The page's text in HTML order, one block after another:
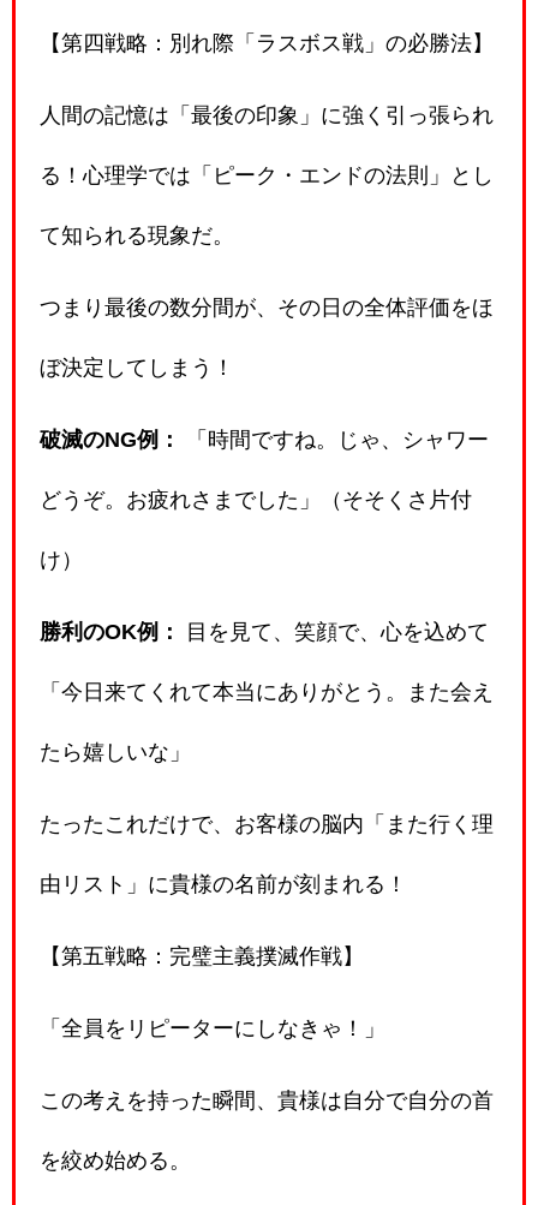
【第四戦略：別れ際「ラスボス戦」の必勝法】
人間の記憶は「最後の印象」に強く引っ張られ
る！心理学では「ピーク・エンドの法則」とし
て知られる現象だ。
つまり最後の数分間が、その日の全体評価をほ
ぼ決定してしまう！
破滅のNG例： 「時間ですね。じゃ、シャワー
どうぞ。お疲れさまでした」（そそくさ片付
け）
勝利のOK例： 目を見て、笑顔で、心を込めて
「今日来てくれて本当にありがとう。また会え
たら嬉しいな」
たったこれだけで、お客様の脳内「また行く理
由リスト」に貴様の名前が刻まれる！
【第五戦略：完璧主義撲滅作戦】
「全員をリピーターにしなきゃ！」
この考えを持った瞬間、貴様は自分で自分の首
を絞め始める。